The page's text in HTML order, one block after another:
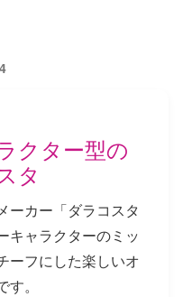
クター型の
タ
ーカー「ダラコスタ
キャラクターのミッ
ーフにした楽しいオ
。